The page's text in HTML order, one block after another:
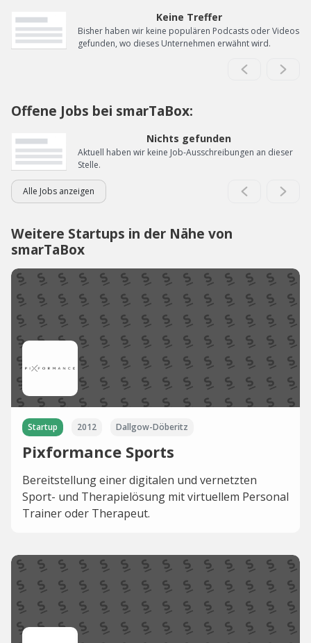
Keine Treffer
Bisher haben wir keine populären Podcasts oder Videos
gefunden, wo dieses Unternehmen erwähnt wird.
Offene Jobs bei smarTaBox:
Nichts gefunden
Aktuell haben wir keine Job-Ausschreibungen an dieser
Stelle.
Alle Jobs anzeigen
Weitere Startups in der Nähe von
smarTaBox
Startup 2012 Dallgow-Döberitz
Pixformance Sports
Bereitstellung einer digitalen und vernetzten
Sport- und Therapielösung mit virtuellem Personal
Trainer oder Therapeut.